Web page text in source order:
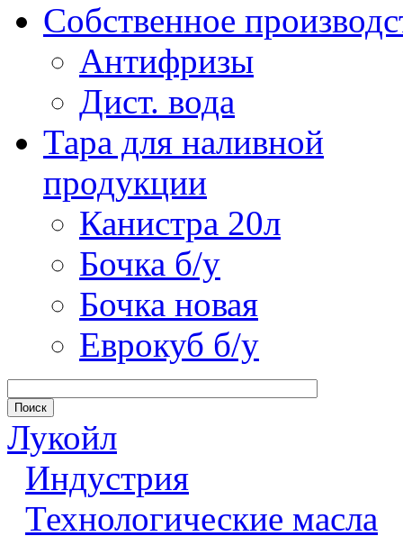
Собственное
Антифризы
Дист. вода
Тара для наливной
продукции
Канистра 20л
Бочка б/у
Бочка новая
Еврокуб б/у
Лукойл
Индустрия
Технологические масла